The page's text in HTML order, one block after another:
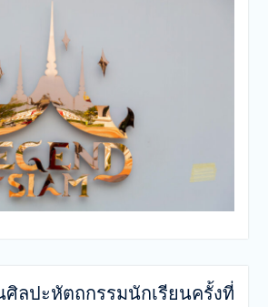
ศิลปะหัตถกรรมนักเรียนครั้งที่